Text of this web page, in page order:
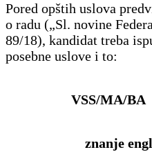
Pored opštih uslova
o radu („Sl. novine
89/18), kandidat treba
posebne uslove i to:
VSS/MA/
znanje